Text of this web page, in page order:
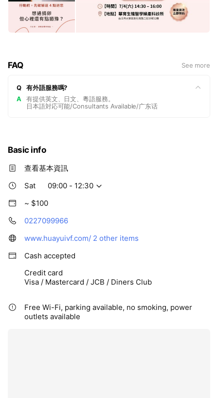
FAQ See more
Q
有外語服務嗎?
A
有提供英文、日文、粵語服務。
日本語対応可能/Consultants Available/广东话
Basic info
查看基本資訊
Sat
09:00 - 12:30
~ $100
0227099966
www.huayuivf.com/ 2 other items
Cash accepted
Credit card
Visa / Mastercard / JCB / Diners Club
Free Wi-Fi, parking available, no smoking, power
outlets available